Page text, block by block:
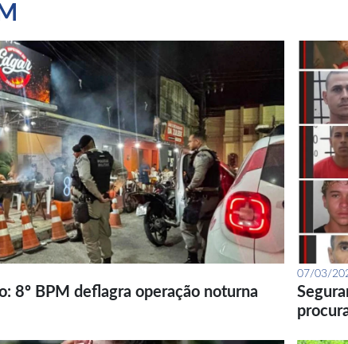
8º BPM deflagra operação noturna
07/03/